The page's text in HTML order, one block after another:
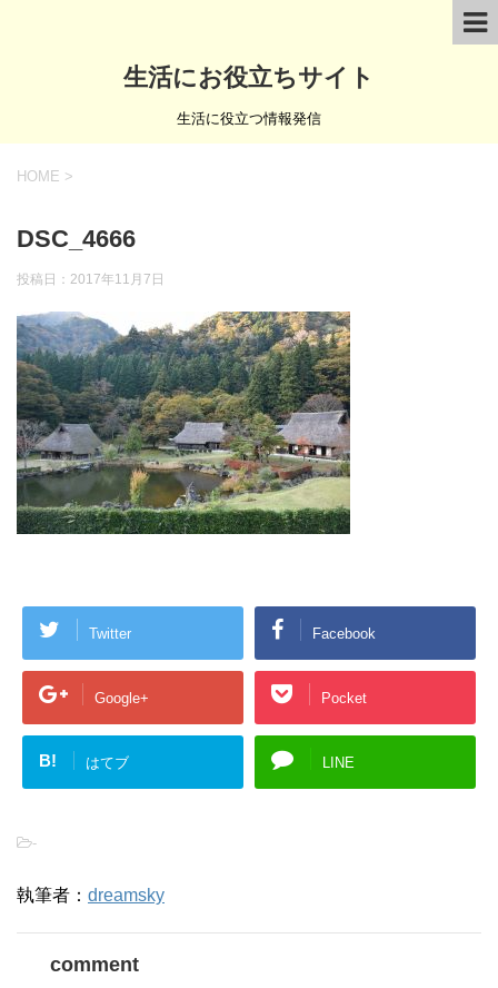
生活にお役立ちサイト
生活に役立つ情報発信
HOME >
DSC_4666
投稿日： 2017年11月7日
Twitter Facebook
Google+ Pocket
B! はてブ LINE
-
執筆者： dreamsky
comment